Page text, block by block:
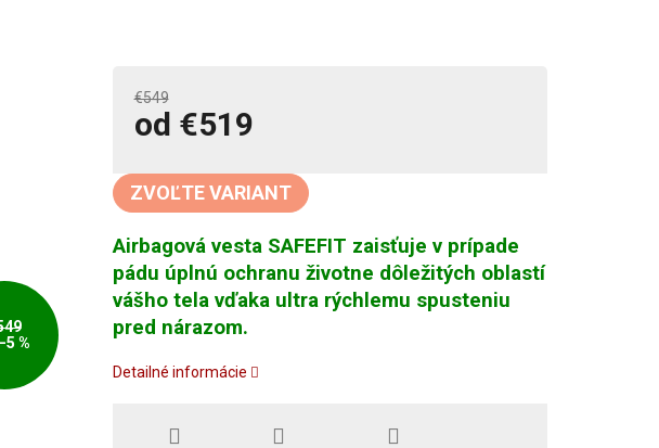
%
€549
od €519
cena:
ZVOĽTE VARIANT
Airbagová vesta SAFEFIT zaisťuje v prípade
pádu úplnú ochranu životne dôležitých oblastí
vášho tela vďaka ultra rýchlemu spusteniu
pred nárazom.
Detailné informácie